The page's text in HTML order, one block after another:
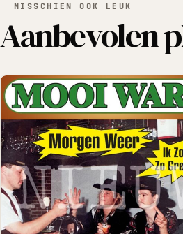
MISSCHIEN OOK LEUK
Aanbevolen